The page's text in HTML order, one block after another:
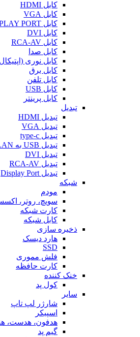
کابل HDMI
کابل VGA
کابل DISPLAY PORT
کابل DVI
کابل RCA-AV
کابل صدا
کابل نوری
کابل برق
کابل تلفن
کابل USB
کابل پرینتر
تبدیل
تبدیل HDMI
تبدیل VGA
تبدیل type-c
تبدیل USB به LAN
تبدیل DVI
تبدیل RCA-AV
تبدیل Display Port
شبکه
مودم
سویچ، روتر،
کارت شبکه
کابل شبکه
ذخیره سازی
هارد دیسک
SSD
فلش مموری
کارت حافظه
خنک کننده
کول پد
سایر
شارژر لپ تاپ
اسپیکر
هدفون، هدست،
گیم پد